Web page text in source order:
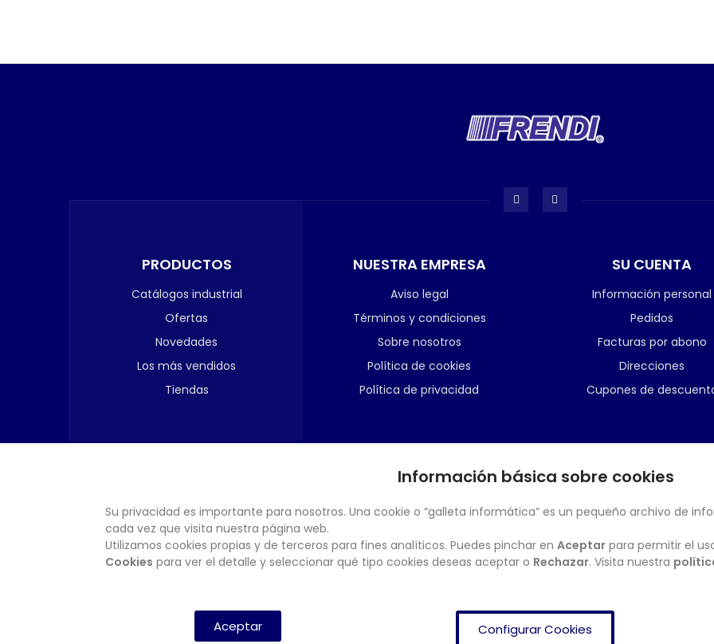
PRODUCTOS
Catálogos industrial
Ofertas
Novedades
Los más vendidos
Tiendas
NUESTRA EMPRESA
Aviso legal
Términos y condiciones
Sobre nosotros
Política de cookies
Política de privacidad
SU CUENTA
Información personal
Pedidos
Facturas por abono
Direcciones
Cupones de
BOLETÍN
Información básica sobre cookies
Su privacidad es importante para nosotros. Una cookie o “galleta informática” es un pequeño archivo de
cada vez que visita nuestra página web.
Utilizamos cookies propias y de terceros para fines analíticos. Puedes pinchar en Aceptar para permitir el
Cookies para ver el detalle y seleccionar qué tipo cookies deseas aceptar o Rechazar. Visita nuestra
Aceptar Configurar Cookies